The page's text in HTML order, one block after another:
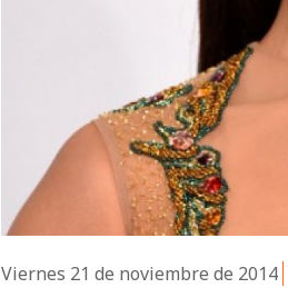
Viernes 21 de noviembre de 2014